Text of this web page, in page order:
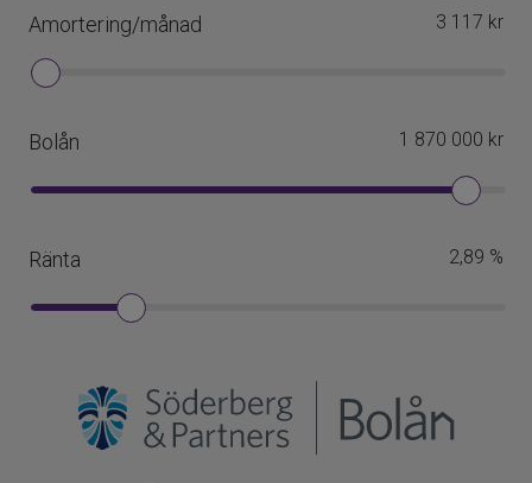
Föreningen erbjuder idag kollektiv kabel-tv från Sappa
samt bredband med en hastighet om 1000 mbit
levereras till varje hushåll från Bahnhof för 169 kr/mån.
Överlåtelseavgift
483 kr
Föreningen tillåter juridisk person som köpare
Överlåtelseavgift betalas av
Köpare